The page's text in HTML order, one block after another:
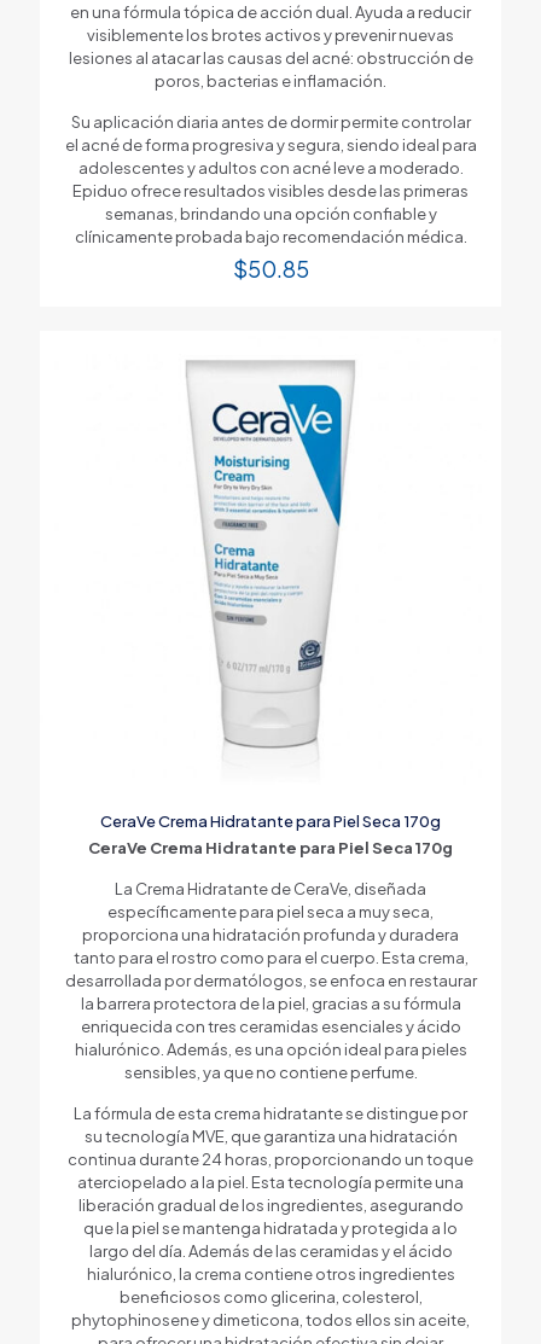
en una fórmula tópica de acción dual. Ayuda a reducir
visiblemente los brotes activos y prevenir nuevas
lesiones al atacar las causas del acné: obstrucción de
poros, bacterias e inflamación.
Su aplicación diaria antes de dormir permite controlar
el acné de forma progresiva y segura, siendo ideal para
adolescentes y adultos con acné leve a moderado.
Epiduo ofrece resultados visibles desde las primeras
semanas, brindando una opción confiable y
clínicamente probada bajo recomendación médica.
$50.85
CeraVe Crema Hidratante para Piel Seca 170g
CeraVe Crema Hidratante para Piel Seca 170g
La Crema Hidratante de CeraVe, diseñada
específicamente para piel seca a muy seca,
proporciona una hidratación profunda y duradera
tanto para el rostro como para el cuerpo. Esta crema,
desarrollada por dermatólogos, se enfoca en restaurar
la barrera protectora de la piel, gracias a su fórmula
enriquecida con tres ceramidas esenciales y ácido
hialurónico. Además, es una opción ideal para pieles
sensibles, ya que no contiene perfume.
La fórmula de esta crema hidratante se distingue por
su tecnología MVE, que garantiza una hidratación
continua durante 24 horas, proporcionando un toque
aterciopelado a la piel. Esta tecnología permite una
liberación gradual de los ingredientes, asegurando
que la piel se mantenga hidratada y protegida a lo
largo del día. Además de las ceramidas y el ácido
hialurónico, la crema contiene otros ingredientes
beneficiosos como glicerina, colesterol,
phytophinosene y dimeticona, todos ellos sin aceite,